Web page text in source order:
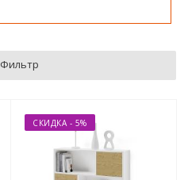
Фильтр
СКИДКА - 5%